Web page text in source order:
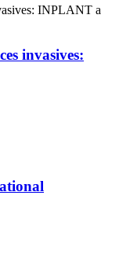
invasives: